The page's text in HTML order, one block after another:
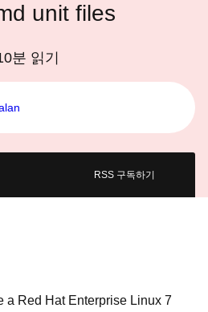
unit files
분 읽기
RSS 구독하기
a Red Hat Enterprise Linux 7